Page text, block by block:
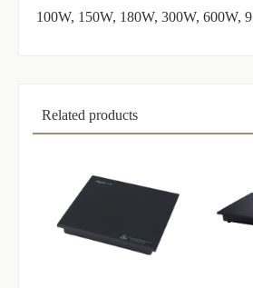
100W, 150W, 180W, 300W, 600W, 9
Related products